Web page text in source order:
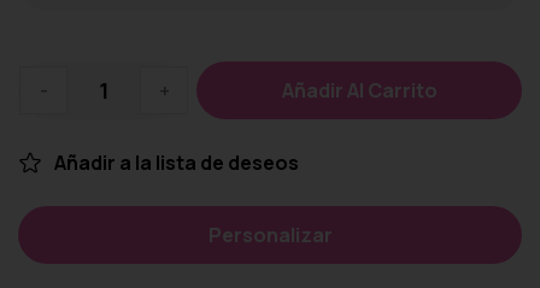
- + Añadir Al Carrito
Añadir a la lista de deseos
Personalizar